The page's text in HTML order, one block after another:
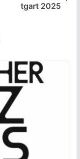
tgart 2025